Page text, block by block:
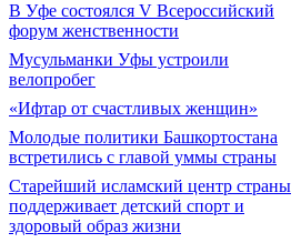
В Уфе состоялся V Всероссийский
форум женственности
Мусульманки Уфы устроили
велопробег
«Ифтар от счастливых женщин»
Молодые политики Башкортостана
встретились с главой уммы страны
Старейший исламский центр страны
поддерживает детский спорт и
здоровый образ жизни